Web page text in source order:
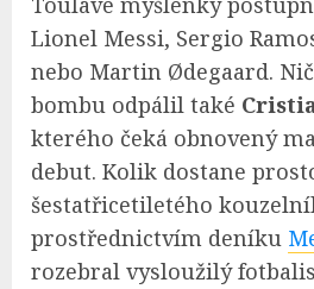
Lionel Messi, Sergio
nebo Martin Ødegaard.
bombu odpálil také
kterého čeká obnovený
debut. Kolik dostane
šestatřicetiletého
prostřednictvím deníku
rozebral vysloužilý